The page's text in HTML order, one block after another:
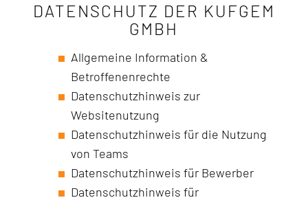
DATENSCHUTZ DER KUFGEM
GMBH
Allgemeine Information &
Betroffenenrechte
Datenschutzhinweis zur
Websitenutzung
Datenschutzhinweis für die Nutzung
von Teams
Datenschutzhinweis für Bewerber
Datenschutzhinweis für